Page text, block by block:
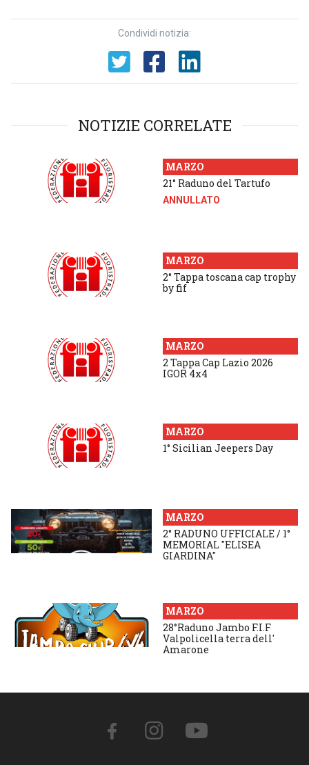
Condividi notizia:
NOTIZIE CORRELATE
MARZO
21° Raduno del Tartufo
ANNULLATO
MARZO
2° Tappa toscana cap trophy
by fif
MARZO
2 Tappa Cap Lazio 2026
IGOR 4x4
MARZO
1° Sicilian Jeepers Day
MARZO
2° RADUNO UFFICIALE / 1°
MEMORIAL "ELISEA
GIARDINA"
MARZO
28°Raduno Jambo F.I.F
Valpolicella terra dell'
Amarone